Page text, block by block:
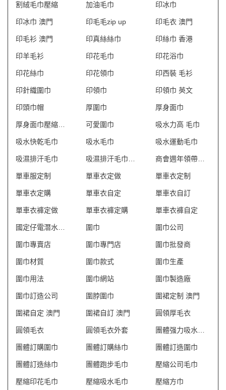
割絨毛巾壓縮 加油毛巾 印冰巾
印冰巾 澳門 印毛毛zip up 印毛衣 澳門
印毛衫 澳門 印真絲絲巾 印絲巾 香港
印羊毛衫 印花毛巾 印花浴巾
印花絲巾 印花領巾 印西裝 毛衫
印針織圍巾 印領巾 印領巾 英文
印頭巾帽 厚圍巾 厚身面巾
可愛圍巾 吸水力高 毛巾
吸水快乾毛巾 吸水毛巾 吸水運動毛巾
吸濕排汗毛巾
單車服定制 單車衣定做 單車衣定制
單車衣定購 單車衣自定 單車衣自訂
單車衣褲定做 單車衣褲定購 單車衣褲自定
圍巾 圍巾公司
圍巾專賣店 圍巾專門店 圍巾批發商
圍巾材質 圍巾款式 圍巾生產
圍巾用法 圍巾網站 圍巾製造廠
圍巾訂造公司 圍脖圍巾 圍裙定制 澳門
圍裙自定 澳門 圍裙自訂 澳門 圓領厚毛衣
圓領毛衣 圓領毛衣外套
團體訂購圍巾 團體訂購絲巾 團體訂造圍巾
團體訂造絲巾 團體跑步毛巾 壓縮公司毛巾
壓縮印花毛巾 壓縮吸水毛巾 壓縮方巾